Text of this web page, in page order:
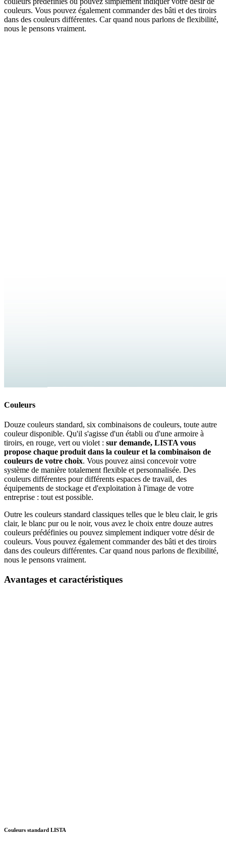
couleurs. Vous pouvez également commander des bâti et des tiroirs
dans des couleurs différentes. Car quand nous parlons de flexibilité,
nous le pensons vraiment.
Couleurs
Douze couleurs standard, six combinaisons de couleurs, toute autre
couleur disponible. Qu'il s'agisse d'un établi ou d'une armoire à
tiroirs, en rouge, vert ou violet : sur demande, LISTA vous
propose chaque produit dans la couleur et la combinaison de
couleurs de votre choix. Vous pouvez ainsi concevoir votre
système de manière totalement flexible et personnalisée. Des
couleurs différentes pour différents espaces de travail, des
équipements de stockage et d'exploitation à l'image de votre
entreprise : tout est possible.
Outre les couleurs standard classiques telles que le bleu clair, le gris
clair, le blanc pur ou le noir, vous avez le choix entre douze autres
couleurs prédéfinies ou pouvez simplement indiquer votre désir de
couleurs. Vous pouvez également commander des bâti et des tiroirs
dans des couleurs différentes. Car quand nous parlons de flexibilité,
nous le pensons vraiment.
Avantages et caractéristiques
Couleurs standard LISTA